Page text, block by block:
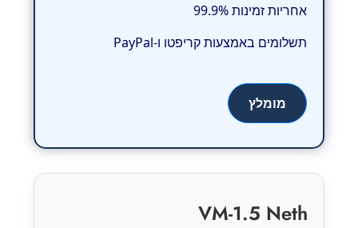
אחריות זמינות 99.9%
תשלומים באמצעות קריפטו ו-PayPal
מומלץ
VM-1.5 Neth